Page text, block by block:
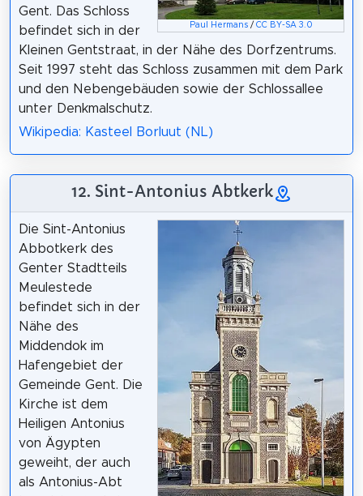
Paul Hermans/ CC BY-SA 3.0
Gent. Das Schloss
befindet sich in der
Kleinen Gentstraat, in der Nähe des Dorfzentrums.
Seit 1997 steht das Schloss zusammen mit dem Park
und den Nebengebäuden sowie der Schlossallee
unter Denkmalschutz.
Wikipedia: Kasteel Borluut (NL)
12. Sint-Antonius Abtkerk
Die Sint-Antonius
Abbotkerk des
Genter Stadtteils
Meulestede
befindet sich in der
Nähe des
Middendok im
Hafengebiet der
Gemeinde Gent. Die
Kirche ist dem
Heiligen Antonius
von Ägypten
geweiht, der auch
als Antonius-Abt